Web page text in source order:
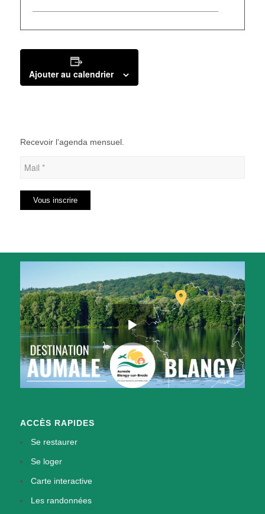
Ajouter au calendrier
Recevoir l’agenda mensuel.
ACCÈS RAPIDES
Se restaurer
Se loger
Carte interactive
Les randonnées